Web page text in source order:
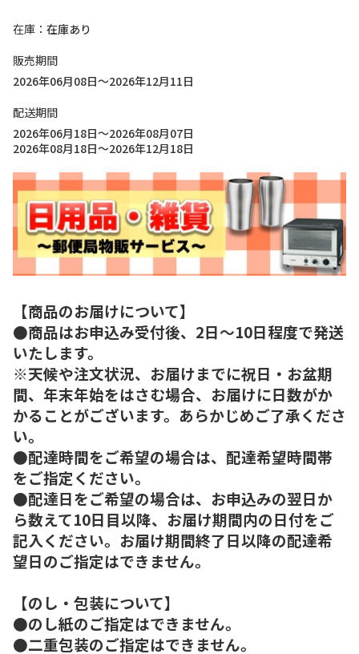
在庫
在庫あり
販売期間
2026年06月08日～2026年12月11日
配送期間
2026年06月18日～2026年08月07日
2026年08月18日～2026年12月18日
【商品のお届けについて】
●商品はお申込み受付後、2日～10日程度で発送
いたします。
※天候や注文状況、お届けまでに祝日・お盆期
間、年末年始をはさむ場合、お届けに日数がか
かることがございます。あらかじめご了承くださ
い。
●配達時間をご希望の場合は、配達希望時間帯
をご指定ください。
●配達日をご希望の場合は、お申込みの翌日か
ら数えて10日目以降、お届け期間内の日付をご
記入ください。お届け期間終了日以降の配達希
望日のご指定はできません。
【のし・包装について】
●のし紙のご指定はできません。
●二重包装のご指定はできません。